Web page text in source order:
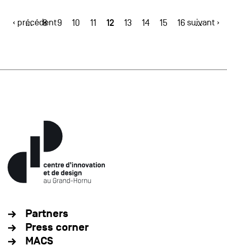
‹ précédent
… 8 9 10 11 12 13 14 15 16 …
suivant ›
Partners
Press corner
MACS